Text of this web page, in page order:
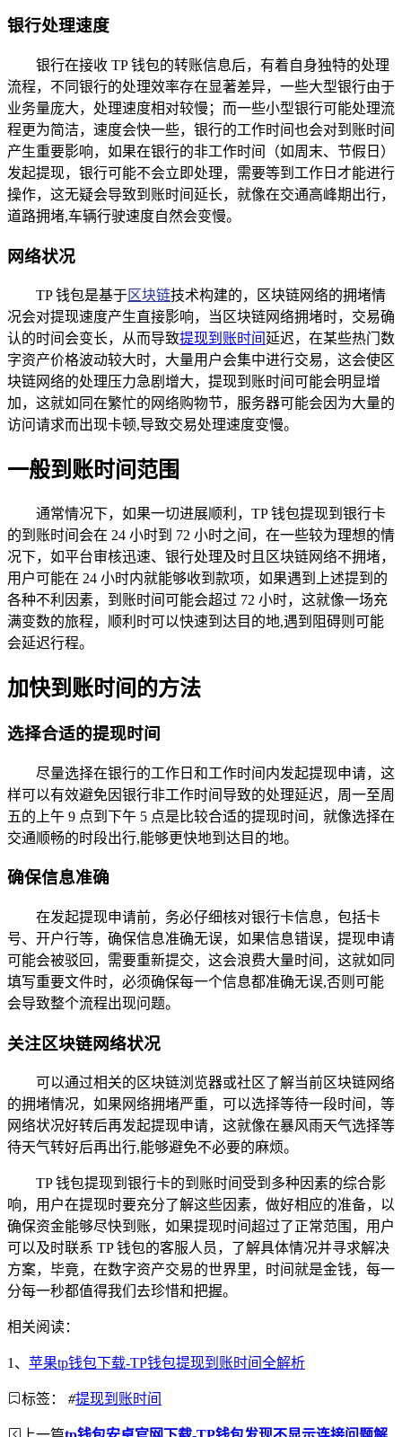
银行处理速度
银行在接收 TP 钱包的转账信息后，有着自身独特的处理
流程，不同银行的处理效率存在显著差异，一些大型银行由于
业务量庞大，处理速度相对较慢；而一些小型银行可能处理流
程更为简洁，速度会快一些，银行的工作时间也会对到账时间
产生重要影响，如果在银行的非工作时间（如周末、节假日）
发起提现，银行可能不会立即处理，需要等到工作日才能进行
操作，这无疑会导致到账时间延长，就像在交通高峰期出行，
道路拥堵,车辆行驶速度自然会变慢。
网络状况
TP 钱包是基于区块链技术构建的，区块链网络的拥堵情
况会对提现速度产生直接影响，当区块链网络拥堵时，交易确
认的时间会变长，从而导致提现到账时间 延迟，在某些热门数
字资产价格波动较大时，大量用户会集中进行交易，这会使区
块链网络的处理压力急剧增大，提现到账时间可能会明显增
加，这就如同在繁忙的网络购物节，服务器可能会因为大量的
访问请求而出现卡顿,导致交易处理速度变慢。
一般到账时间范围
通常情况下，如果一切进展顺利，TP 钱包提现到银行卡
的到账时间会在 24 小时到 72 小时之间，在一些较为理想的情
况下，如平台审核迅速、银行处理及时且区块链网络不拥堵，
用户可能在 24 小时内就能够收到款项，如果遇到上述提到的
各种不利因素，到账时间可能会超过 72 小时，这就像一场充
满变数的旅程，顺利时可以快速到达目的地,遇到阻碍则可能
会延迟行程。
加快到账时间的方法
选择合适的提现时间
尽量选择在银行的工作日和工作时间内发起提现申请，这
样可以有效避免因银行非工作时间导致的处理延迟，周一至周
五的上午 9 点到下午 5 点是比较合适的提现时间，就像选择在
交通顺畅的时段出行,能够更快地到达目的地。
确保信息准确
在发起提现申请前，务必仔细核对银行卡信息，包括卡
号、开户行等，确保信息准确无误，如果信息错误，提现申请
可能会被驳回，需要重新提交，这会浪费大量时间，这就如同
填写重要文件时，必须确保每一个信息都准确无误,否则可能
会导致整个流程出现问题。
关注区块链网络状况
可以通过相关的区块链浏览器或社区了解当前区块链网络
的拥堵情况，如果网络拥堵严重，可以选择等待一段时间，等
网络状况好转后再发起提现申请，这就像在暴风雨天气选择等
待天气转好后再出行,能够避免不必要的麻烦。
TP 钱包提现到银行卡的到账时间受到多种因素的综合影
响，用户在提现时要充分了解这些因素，做好相应的准备，以
确保资金能够尽快到账，如果提现时间超过了正常范围，用户
可以及时联系 TP 钱包的客服人员，了解具体情况并寻求解决
方案，毕竟，在数字资产交易的世界里，时间就是金钱，每一
分每一秒都值得我们去珍惜和把握。
相关阅读：
1、 苹果tp钱包下载-TP钱包提现到账时间全解析
标签： #提现到账时间